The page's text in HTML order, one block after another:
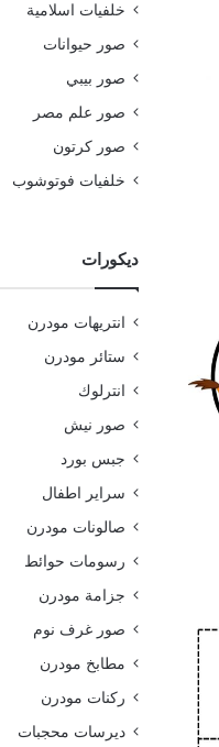
خلفيات اسلامية
صور حيوانات
صور بيبي
صور علم مصر
صور كرتون
خلفيات فوتوشوب
ديكورات
انتريهات مودرن
ستائر مودرن
انترلوك
صور نيش
جبس بورد
سراير اطفال
صالونات مودرن
رسومات حوائط
جزامة مودرن
صور غرف نوم
مطابخ مودرن
ركنات مودرن
ديرسات محجبات